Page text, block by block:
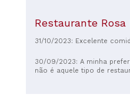
Restaurante Rosa
31/10/2023: Excelente
30/09/2023: A minha
não é aquele tipo de